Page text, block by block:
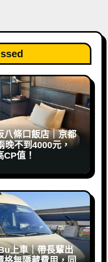
八條口飯店｜京都
晚不到4000元，
值！
上車｜帶長輩出